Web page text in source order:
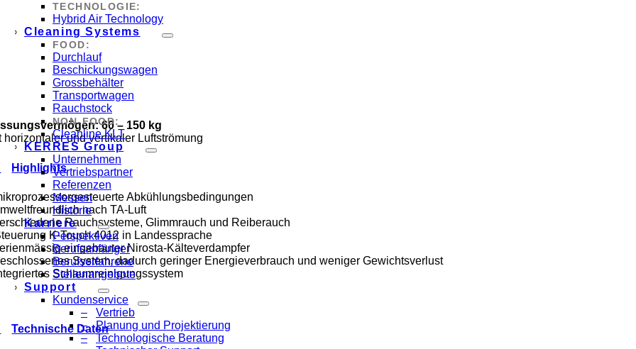
TECHNOLOGIE:
Hybrid Air Technology
Cleaning Systems
FOOD:
Durchlauf
Beschickungswagen
Grossbehälter
Transportwagen
Rauchstock
NON-FOOD:
Cleanline KLT
KERRES Group
Unternehmen
Vertriebspartner
Referenzen
Messen
Historie
Karriere
Perspektiven
Berufsanfänger
Berufserfahrene
Stellenangebote
Support
Kundenservice
Vertrieb
Planung und Projektierung
Technologische Beratung
60– 150 kg
horizontaler und vertikaler Luftströmung
Highlights
Abkühlungsbedingungen
nach TA-Luft
Rauchsysteme, Glimmrauch und Reiberauch
K-Touch 4012 in Landessprache
eingebauter Nirosta-Kälteverdampfer
System, dadurch geringer Energieverbrauch und weniger Gewichtsverlust
Schaumreinigungssystem
Technische Daten